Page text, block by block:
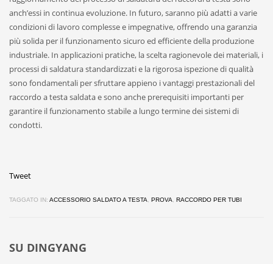
anch’essi in continua evoluzione. In futuro, saranno più adatti a varie
condizioni di lavoro complesse e impegnative, offrendo una garanzia
più solida per il funzionamento sicuro ed efficiente della produzione
industriale. In applicazioni pratiche, la scelta ragionevole dei materiali, i
processi di saldatura standardizzati e la rigorosa ispezione di qualità
sono fondamentali per sfruttare appieno i vantaggi prestazionali del
raccordo a testa saldata e sono anche prerequisiti importanti per
garantire il funzionamento stabile a lungo termine dei sistemi di
condotti.
Tweet
TAGGATO IN: ACCESSORIO SALDATO A TESTA PROVA RACCORDO PER TUBI
SU DINGYANG